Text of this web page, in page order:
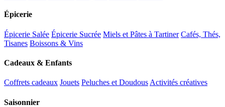
Épicerie
Épicerie Salée Épicerie Sucrée Miels et Pâtes à Tartiner Cafés, Thés,
Tisanes Boissons & Vins
Cadeaux & Enfants
Coffrets cadeaux Jouets Peluches et Doudous Activités créatives
Saisonnier